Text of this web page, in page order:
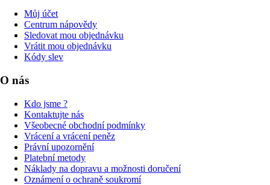
Můj účet
Centrum nápovědy
Sledovat mou objednávku
Vrátit mou objednávku
Kódy slev
O nás
Kdo jsme ?
Kontaktujte nás
Všeobecné obchodní podmínky
Vrácení a vrácení peněz
Právní upozornění
Platební metody
Náklady na dopravu a možnosti doručení
Oznámení o ochraně soukromí